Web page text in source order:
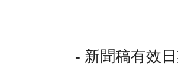
- 新聞稿有效